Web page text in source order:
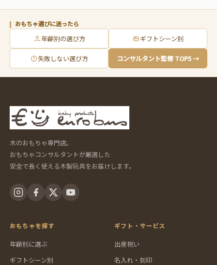
おもちゃ選びに迷ったら
年齢別の選び方 ギフトシーン別
失敗しない選び方 コンサルタント監修 TOP5 →
木のおもちゃ専門店。
おもちゃコンサルタントが厳選した
安全で長く使える木製玩具をお届けします。
おもちゃを探す
年齢別に選ぶ
ギフトシーン別
ギフト・サービス
出産祝い
名入れ・刻印